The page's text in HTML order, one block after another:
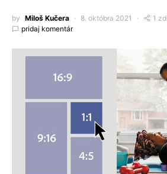
by Miloš Kučera 8. októbra 2021
1
pridaj komentár